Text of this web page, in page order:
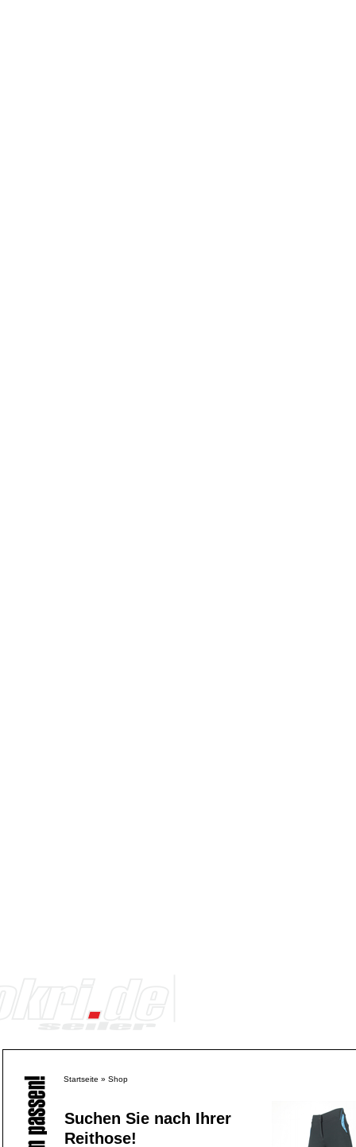
Startseite » Shop
Suchen Sie nach Ihrer
Reithose!